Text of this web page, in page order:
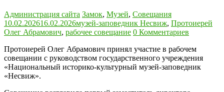
Администрация сайта Замок, Музей, Совещания
10.02.202616.02.2026музей-заповедник Несвиж, Протоиерей
Олег Абрамович, рабочее совещание 0 Комментариев
Протоиерей Олег Абрамович принял участие в рабочем
совещании с руководством государственного учреждения
«Национальный историко-культурный музей-заповедник
«Несвиж».